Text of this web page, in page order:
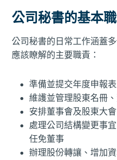
公司秘書的基本
公司秘書的日常工作涵蓋
應該瞭解的主要職責：
準備並提交年度申報
維護並管理股東名冊
安排董事會及股東大
處理公司結構變更事
任免董事
辦理股份轉讓、增加